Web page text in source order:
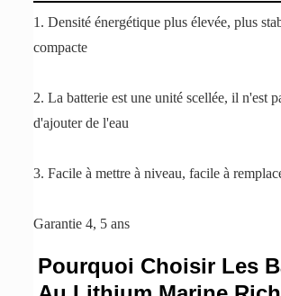
1. Densité énergétique plus élevée, plus
compacte
2. La batterie est une unité scellée, il n'est
d'ajouter de l'eau
3. Facile à mettre à niveau, facile à
Garantie 4, 5 ans
Pourquoi Choisir Les